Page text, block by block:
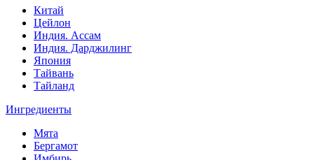
Китай
Цейлон
Индия. Ассам
Индия. Дарджилинг
Япония
Тайвань
Тайланд
Ингредиенты
Мята
Бергамот